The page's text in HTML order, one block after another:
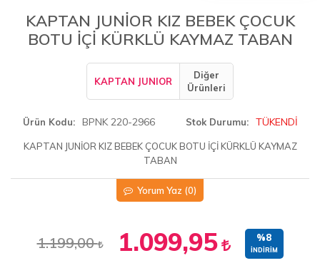
KAPTAN JUNİOR KIZ BEBEK ÇOCUK
BOTU İÇİ KÜRKLÜ KAYMAZ TABAN
KAPTAN JUNIOR
Diğer
Ürünleri
Ürün Kodu BPNK 220-2966 Stok Durumu TÜKENDİ
KAPTAN JUNİOR KIZ BEBEK ÇOCUK BOTU İÇİ KÜRKLÜ KAYMAZ
TABAN
Yorum Yaz (0)
1.199,00 1.099,95 %8
İNDIRIM